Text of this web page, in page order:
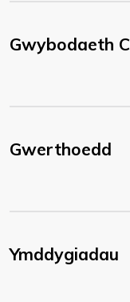
Gwybodaeth
Gwerthoedd
Ymddygiadau